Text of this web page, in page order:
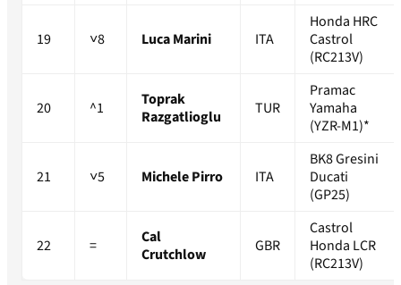
19 ˅8 Luca Marini ITA
Honda HRC
Castrol
(RC213V)
20 ^1
Toprak
Razgatlioglu
TUR
Pramac
Yamaha
(YZR-M1)*
21 ˅5 Michele Pirro ITA
BK8 Gresini
Ducati
(GP25)
22 =
Cal
Crutchlow
GBR
Castrol
Honda LCR
(RC213V)